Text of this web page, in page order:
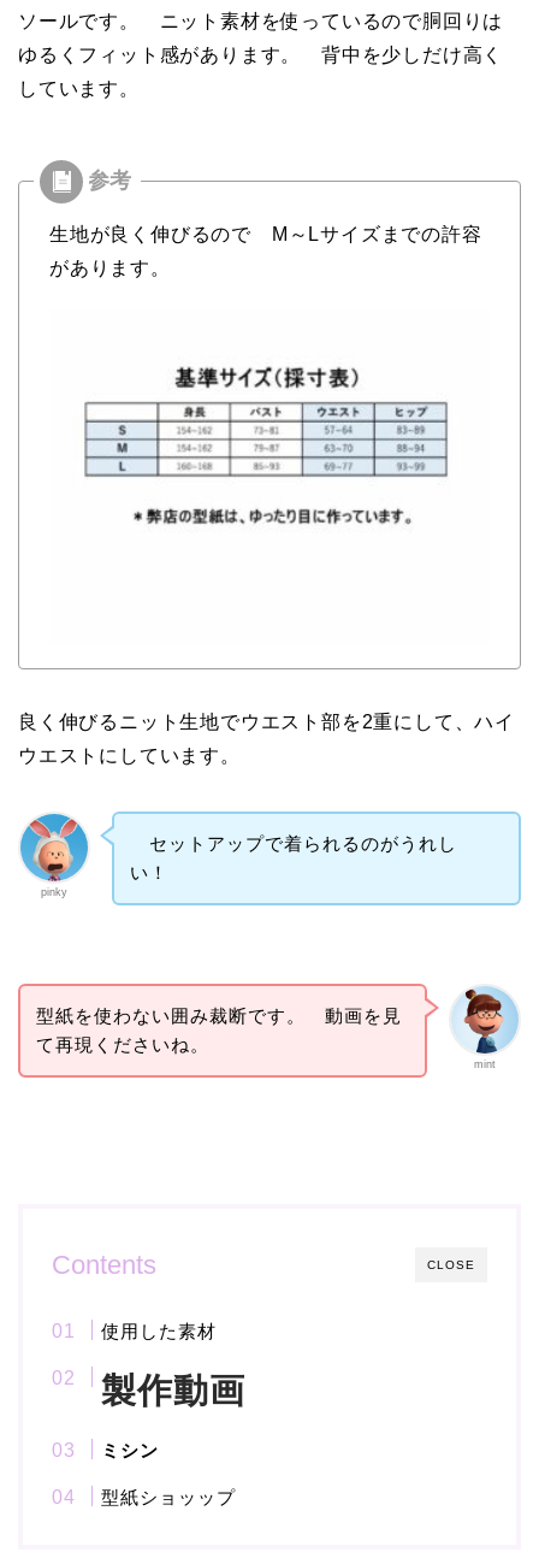
ソールです。 ニット素材を使っているので胴回りは
ゆるくフィット感があります。 背中を少しだけ高く
しています。
生地が良く伸びるので M～Lサイズまでの許容
があります。
良く伸びるニット生地でウエスト部を2重にして、ハイ
ウエストにしています。
pinky
セットアップで着られるのがうれし
い！
mint
型紙を使わない囲み裁断です。 動画を見
て再現くださいね。
CLOSE
Contents
使用した素材
製作動画
ミシン
型紙ショッップ